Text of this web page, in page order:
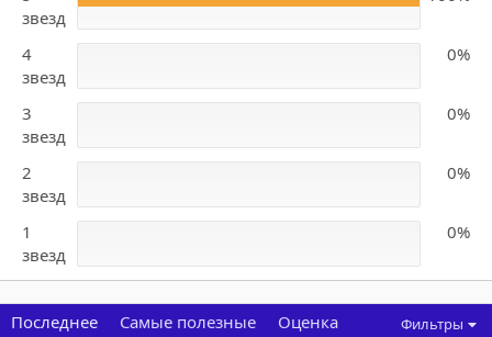
з
в
ё
звезд
4
звезд
0%
3
звезд
0%
2
звезд
0%
1
звезд
0%
Последнее Самые полезные Оценка Фильтры